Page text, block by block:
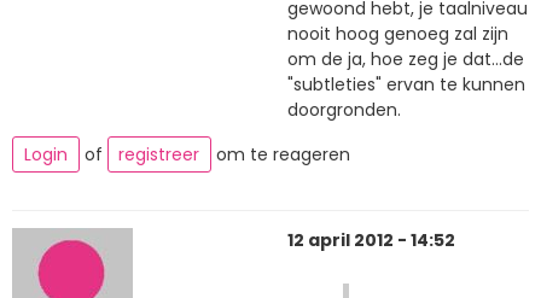
gewoond hebt, je taalniveau
nooit hoog genoeg zal zijn
om de ja, hoe zeg je dat...de
"subtleties" ervan te kunnen
doorgronden.
Login
of registreer om te reageren
12 april 2012 - 14:52